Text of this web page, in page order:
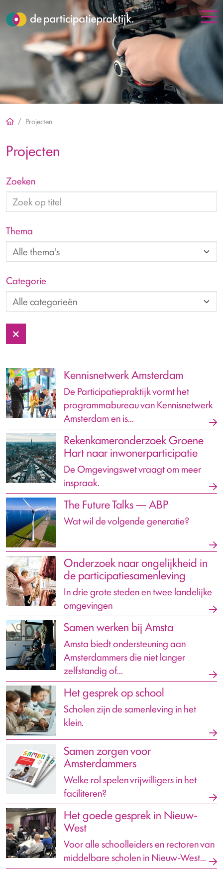
Projecten
Projecten
Zoeken
Thema
Categorie
Kennisnetwerk Amsterdam
De Participatiepraktijk vormt het
programmabureau van Kennisnetwerk
Amsterdam en is...
Rekenkameronderzoek Groene
Hart naar inwonerparticipatie
De Omgevingswet vraagt om meer
inspraak.
The Future Talks — ABP
Wat wil de volgende generatie?
Onderzoek naar ongelijkheid in
de participatiesamenleving
In drie grote steden en twee landelijke
omgevingen
Samen werken bij Amsta
Amsta biedt ondersteuning aan
Amsterdammers die niet langer
zelfstandig of...
Het gesprek op school
Scholen zijn de samenleving in het
klein.
Samen zorgen voor
Amsterdammers
Welke rol spelen vrijwilligers in het
faciliteren?
Het goede gesprek in Nieuw-
West
Voor alle schoolleiders en rectoren van
middelbare scholen in Nieuw-West...